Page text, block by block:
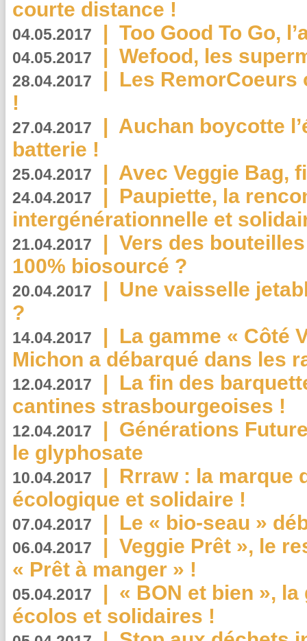
courte distance !
04.05.2017 | Too Good To Go,
04.05.2017 | Wefood, les
28.04.2017 | Les RemorCoeurs
!
27.04.2017 | Auchan boycotte
batterie !
25.04.2017 | Avec Veggie Bag,
24.04.2017 | Paupiette, la
intergénérationnelle et
21.04.2017 | Vers des
100% biosourcé ?
20.04.2017 | Une vaisselle
?
14.04.2017 | La gamme « Côté
Michon a débarqué dans les
12.04.2017 | La fin des
cantines strasbourgeoises !
12.04.2017 | Générations
le glyphosate
10.04.2017 | Rrraw : la marque
écologique et solidaire !
07.04.2017 | Le « bio-seau »
06.04.2017 | Veggie Prêt », le
« Prêt à manger » !
05.04.2017 | « BON et bien »,
écolos et solidaires !